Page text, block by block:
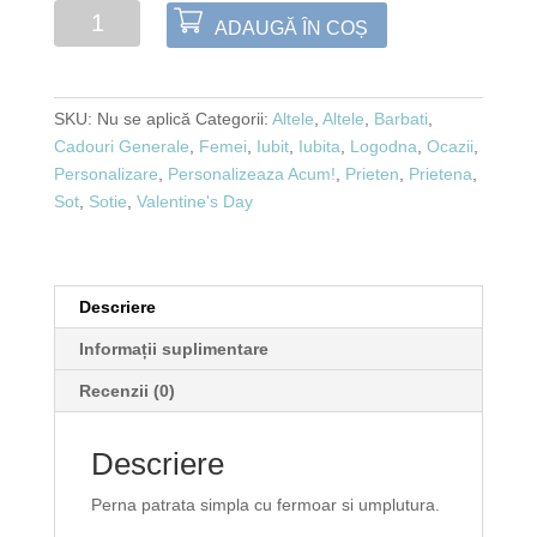
Cantitate
decorativă
ADAUGĂ ÎN COȘ
SKU: Nu se aplică Categorii: Altele Altele Barbati
Cadouri Generale
Femei Iubit, Iubita Logodna Ocazii
Personalizare
Personalizeaza Acum! Prieten Prietena
Sot, Sotie Valentine's Day
Descriere
Informații suplimentare
Recenzii (0)
Descriere
Perna patrata simpla cu fermoar si umplutura.